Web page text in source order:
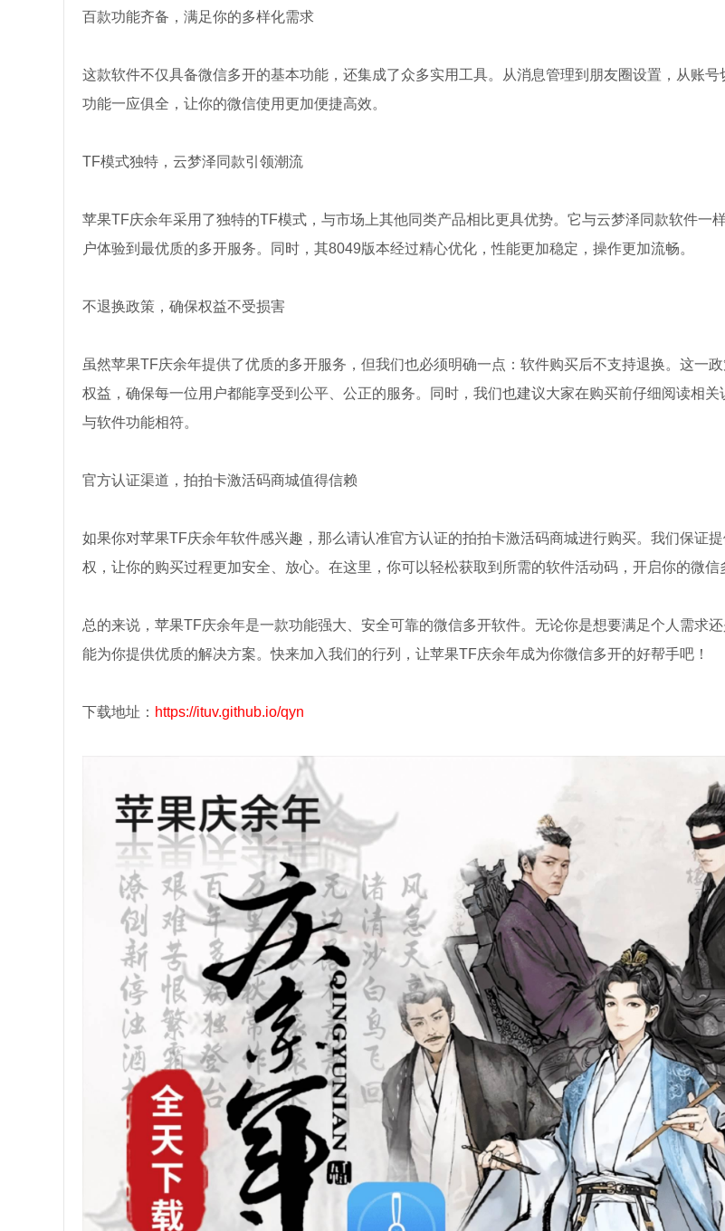
百款功能齐备，满足你的多样化需求
这款软件不仅具备微信多开的基本功能，还集成了众多实用工具。从消息管理到朋友圈设置，从账号
功能一应俱全，让你的微信使用更加便捷高效。
TF模式独特，云梦泽同款引领潮流
苹果TF庆余年采用了独特的TF模式，与市场上其他同类产品相比更具优势。它与云梦泽同款软件一
户体验到最优质的多开服务。同时，其8049版本经过精心优化，性能更加稳定，操作更加流畅。
不退换政策，确保权益不受损害
虽然苹果TF庆余年提供了优质的多开服务，但我们也必须明确一点：软件购买后不支持退换。这一
权益，确保每一位用户都能享受到公平、公正的服务。同时，我们也建议大家在购买前仔细阅读相关
与软件功能相符。
官方认证渠道，拍拍卡激活码商城值得信赖
如果你对苹果TF庆余年软件感兴趣，那么请认准官方认证的拍拍卡激活码商城进行购买。我们保证
权，让你的购买过程更加安全、放心。在这里，你可以轻松获取到所需的软件活动码，开启你的微信
总的来说，苹果TF庆余年是一款功能强大、安全可靠的微信多开软件。无论你是想要满足个人需求
能为你提供优质的解决方案。快来加入我们的行列，让苹果TF庆余年成为你微信多开的好帮手吧！
下载地址： https://ituv.github.io/qyn